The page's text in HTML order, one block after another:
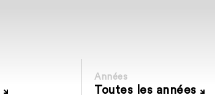
Années
Toutes les années